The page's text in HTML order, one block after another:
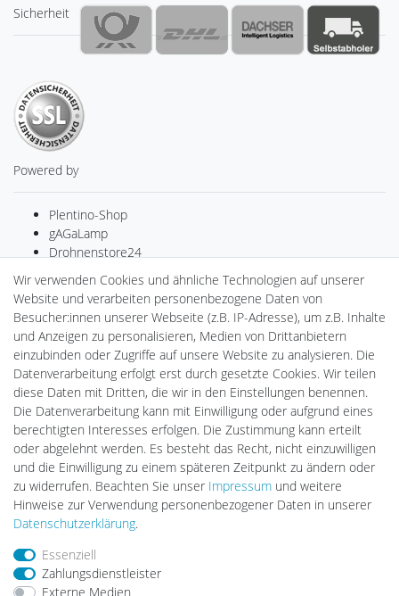
Sicherheit
Powered by
Plentino-Shop
gAGaLamp
Drohnenstore24
MeinUSB
Batteriespeicher
PlentiSolar
Gebrauchtlicht
Ledkauf
DEYESOLAR
Lightech Connect
CardanLight Europe
FORTIMO LEDs
LED-RETROSHOP
Wallbox24
Impressum
Barrierefreiheitserklärung
Wir verwenden Cookies und ähnliche Technologien auf unserer
Website und verarbeiten personenbezogene Daten von
Besucher:innen unserer Webseite (z.B. IP-Adresse), um z.B. Inhalte
und Anzeigen zu personalisieren, Medien von Drittanbietern
einzubinden oder Zugriffe auf unsere Website zu analysieren. Die
Datenverarbeitung erfolgt erst durch gesetzte Cookies. Wir teilen
diese Daten mit Dritten, die wir in den Einstellungen benennen.
Die Datenverarbeitung kann mit Einwilligung oder aufgrund eines
berechtigten Interesses erfolgen. Die Zustimmung kann erteilt
oder abgelehnt werden. Es besteht das Recht, nicht einzuwilligen
und die Einwilligung zu einem späteren Zeitpunkt zu ändern oder
zu widerrufen. Beachten Sie unser Impressum und weitere
Hinweise zur Verwendung personenbezogener Daten in unserer
Daten­schutz­erklärung.
Essenziell
Zahlungsdienstleister
Externe Medien